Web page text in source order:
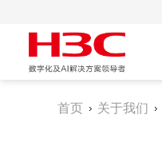
首页 关于我们